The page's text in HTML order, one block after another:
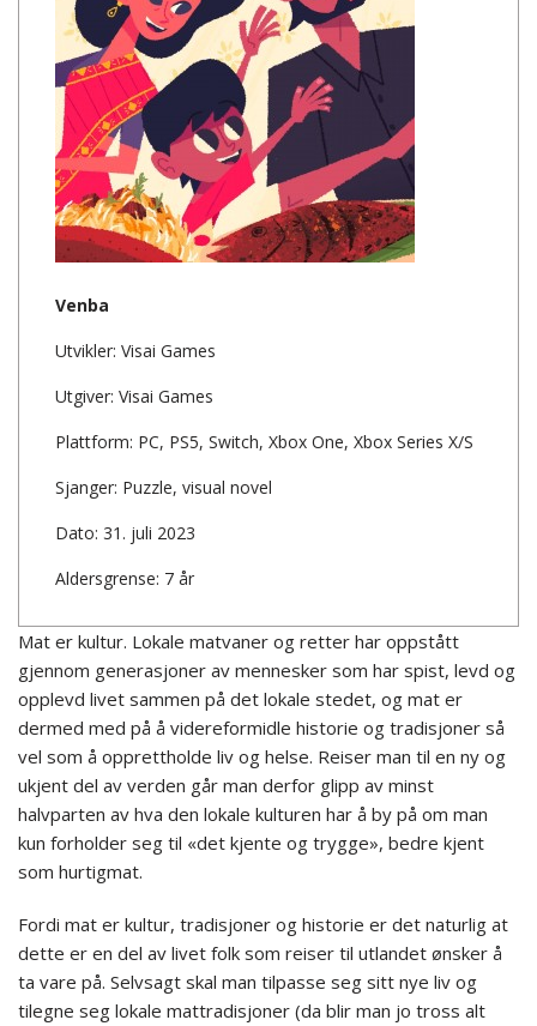
Venba
Utvikler: Visai Games
Utgiver: Visai Games
Plattform: PC, PS5, Switch, Xbox One, Xbox Series X/S
Sjanger: Puzzle, visual novel
Dato: 31. juli 2023
Aldersgrense: 7 år
Mat er kultur. Lokale matvaner og retter har oppstått
gjennom generasjoner av mennesker som har spist, levd og
opplevd livet sammen på det lokale stedet, og mat er
dermed med på å videreformidle historie og tradisjoner så
vel som å opprettholde liv og helse. Reiser man til en ny og
ukjent del av verden går man derfor glipp av minst
halvparten av hva den lokale kulturen har å by på om man
kun forholder seg til «det kjente og trygge», bedre kjent
som hurtigmat.
Fordi mat er kultur, tradisjoner og historie er det naturlig at
dette er en del av livet folk som reiser til utlandet ønsker å
ta vare på. Selvsagt skal man tilpasse seg sitt nye liv og
tilegne seg lokale mattradisjoner (da blir man jo tross alt